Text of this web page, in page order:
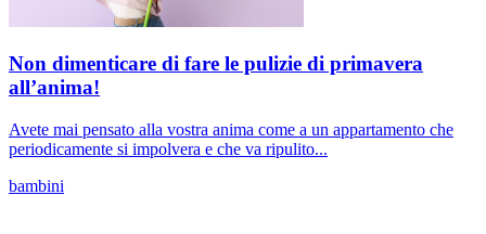
Non dimenticare di fare le pulizie di primavera
all’anima!
Avete mai pensato alla vostra anima come a un appartamento che
periodicamente si impolvera e che va ripulito...
bambini